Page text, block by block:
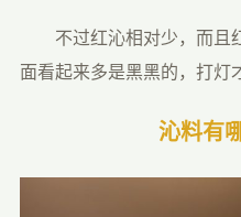
不过红沁相对少，而且
面看起来多是黑黑的，打灯
沁料有